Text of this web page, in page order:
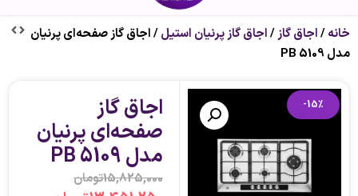
خانه/اجاق گاز/اجاق گاز پرنیان استیل/ اجاق گاز صفحه‌ای پرنیان
مدل PB 5109
-15% اجاق گاز
صفحه‌ای پرنیان
مدل PB 5109
15,825,000تومان